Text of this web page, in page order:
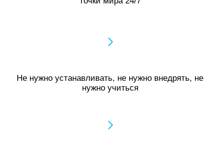
Не нужно устанавливать, не нужно внедрять, не
нужно учиться